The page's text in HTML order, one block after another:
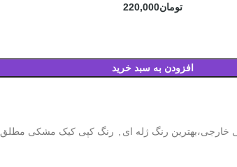
تومان220,000
افزودن به سبد خرید
رنگ ژله ای
رنگ کپی کیک مشکی مطلق